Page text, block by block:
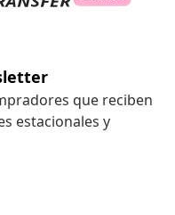
que reciben
estacionales y